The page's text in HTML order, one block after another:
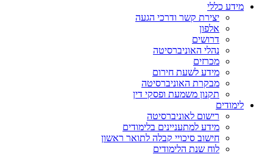
מידע כללי
יצירת קשר ודרכי הגעה
אלפון
דרושים
נהלי האוניברסיטה
מכרזים
מידע לשעת חירום
מבקרת האוניברסיטה
תקנון משמעת ופסקי דין
לימודים
רישום לאוניברסיטה
מידע למתעניינים בלימודים
חישוב סיכויי קבלה לתואר ראשון
לוח שנת הלימודים